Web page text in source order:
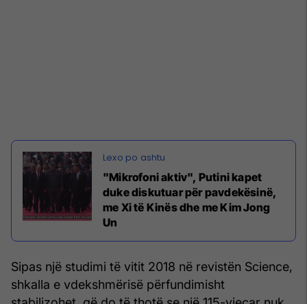
"Mikrofoni aktiv", Putini kapet
duke diskutuar për pavdekësinë,
me Xi të Kinës dhe me Kim Jong
Un
Sipas një studimi të vitit 2018 në revistën Science,
shkalla e vdekshmërisë përfundimisht